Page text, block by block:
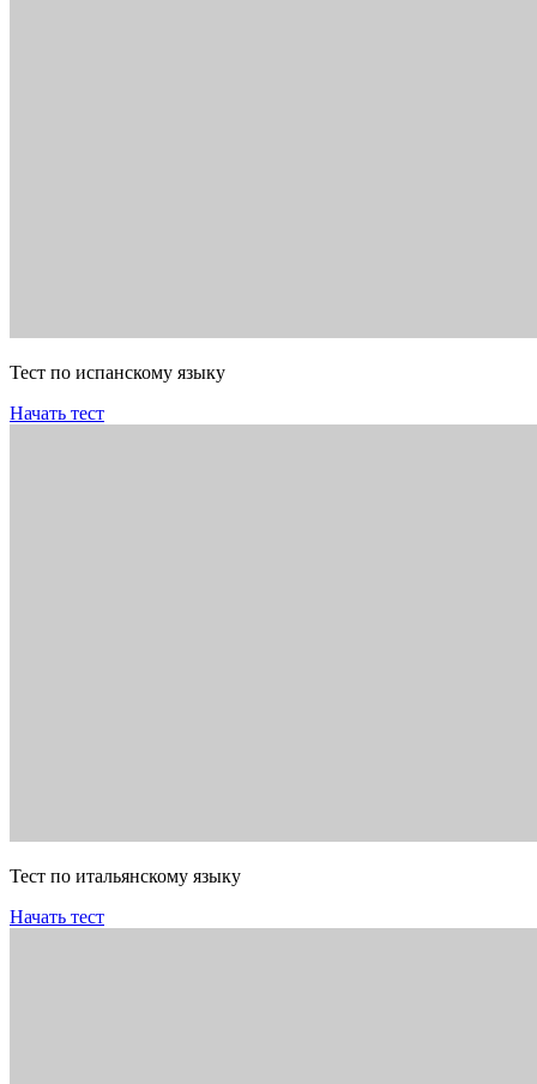
Тест по испанскому языку
Начать тест
Тест по итальянскому языку
Начать тест